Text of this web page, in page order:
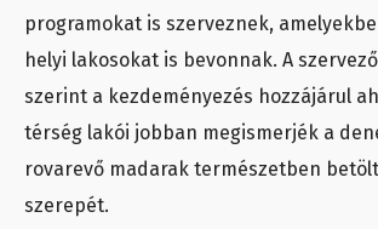
programokat is szerveznek,
helyi lakosokat is bevonnak. A
szerint a kezdeményezés hozzájárul
térség lakói jobban megismerjék a
rovarevő madarak természetben
szerepét.